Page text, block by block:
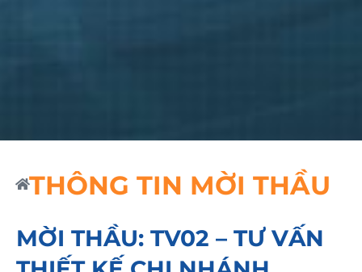
THÔNG TIN MỜI THẦU
MỜI THẦU: TV02 – TƯ VẤN